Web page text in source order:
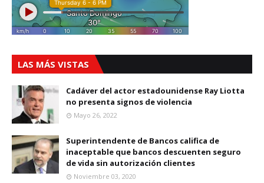
LAS MÁS VISTAS
Cadáver del actor estadounidense Ray Liotta
no presenta signos de violencia
Mayo 26, 2022
Superintendente de Bancos califica de
inaceptable que bancos descuenten seguro
de vida sin autorización clientes
Noviembre 03, 2020